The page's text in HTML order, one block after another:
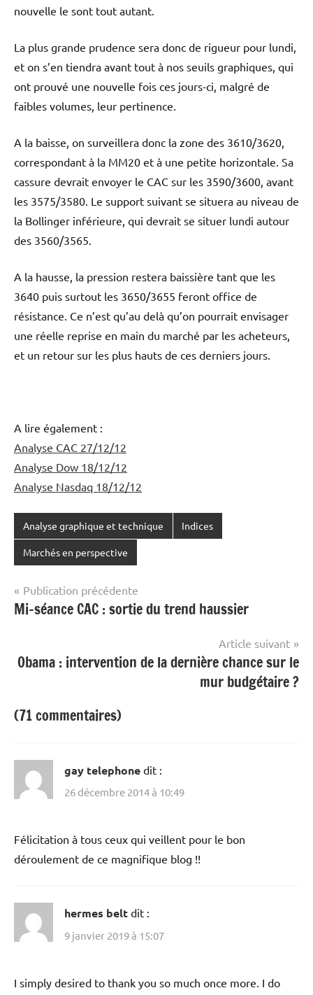
nouvelle le sont tout autant.
La plus grande prudence sera donc de rigueur pour lundi,
et on s’en tiendra avant tout à nos seuils graphiques, qui
ont prouvé une nouvelle fois ces jours-ci, malgré de
faibles volumes, leur pertinence.
A la baisse, on surveillera donc la zone des 3610/3620,
correspondant à la MM20 et à une petite horizontale. Sa
cassure devrait envoyer le CAC sur les 3590/3600, avant
les 3575/3580. Le support suivant se situera au niveau de
la Bollinger inférieure, qui devrait se situer lundi autour
des 3560/3565.
A la hausse, la pression restera baissière tant que les
3640 puis surtout les 3650/3655 feront office de
résistance. Ce n’est qu’au delà qu’on pourrait envisager
une réelle reprise en main du marché par les acheteurs,
et un retour sur les plus hauts de ces derniers jours.
A lire également :
Analyse CAC 27/12/12
Analyse Dow 18/12/12
Analyse Nasdaq 18/12/12
Analyse graphique et technique Indices
Marchés en perspective
Navigation
de
Publication précédente
Mi-séance CAC : sortie du trend haussier
Article suivant
Obama : intervention de la dernière chance sur le
mur budgétaire ?
(71 commentaires)
gay telephone dit :
26 décembre 2014 à 10:49
Félicitation à tous ceux qui veillent pour le bon
déroulement de ce magnifique blog !!
hermes belt dit :
9 janvier 2019 à 15:07
I simply desired to thank you so much once more. I do